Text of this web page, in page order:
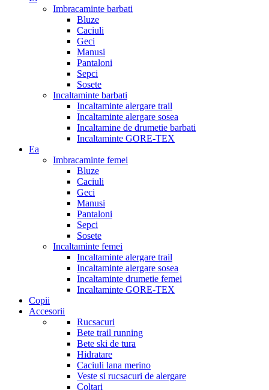
Imbracaminte barbati
Bluze
Caciuli
Geci
Manusi
Pantaloni
Sepci
Sosete
Incaltaminte barbati
Incaltaminte alergare trail
Incaltaminte alergare sosea
Incaltamine de drumetie barbati
Incaltaminte GORE-TEX
Ea
Imbracaminte femei
Bluze
Caciuli
Geci
Manusi
Pantaloni
Sepci
Sosete
Incaltaminte femei
Incaltaminte alergare trail
Incaltaminte alergare sosea
Incaltaminte drumetie femei
Incaltaminte GORE-TEX
Copii
Accesorii
Rucsacuri
Bete trail running
Bete ski de tura
Hidratare
Caciuli lana merino
Veste si rucsacuri de alergare
Coltari